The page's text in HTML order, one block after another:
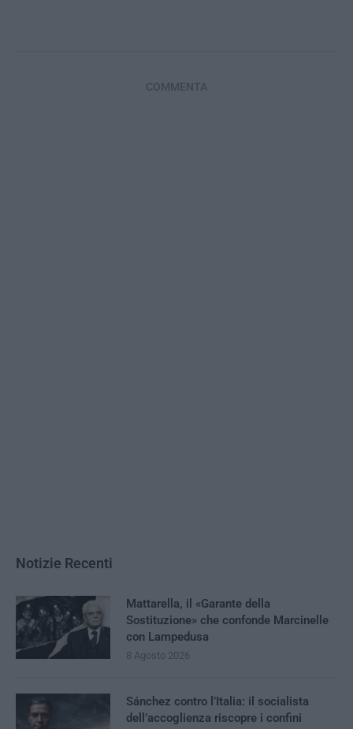
COMMENTA
Notizie Recenti
Mattarella, il «Garante della
Sostituzione» che confonde Marcinelle
con Lampedusa
8 Agosto 2026
Sánchez contro l’Italia: il socialista
dell’accoglienza riscopre i confini